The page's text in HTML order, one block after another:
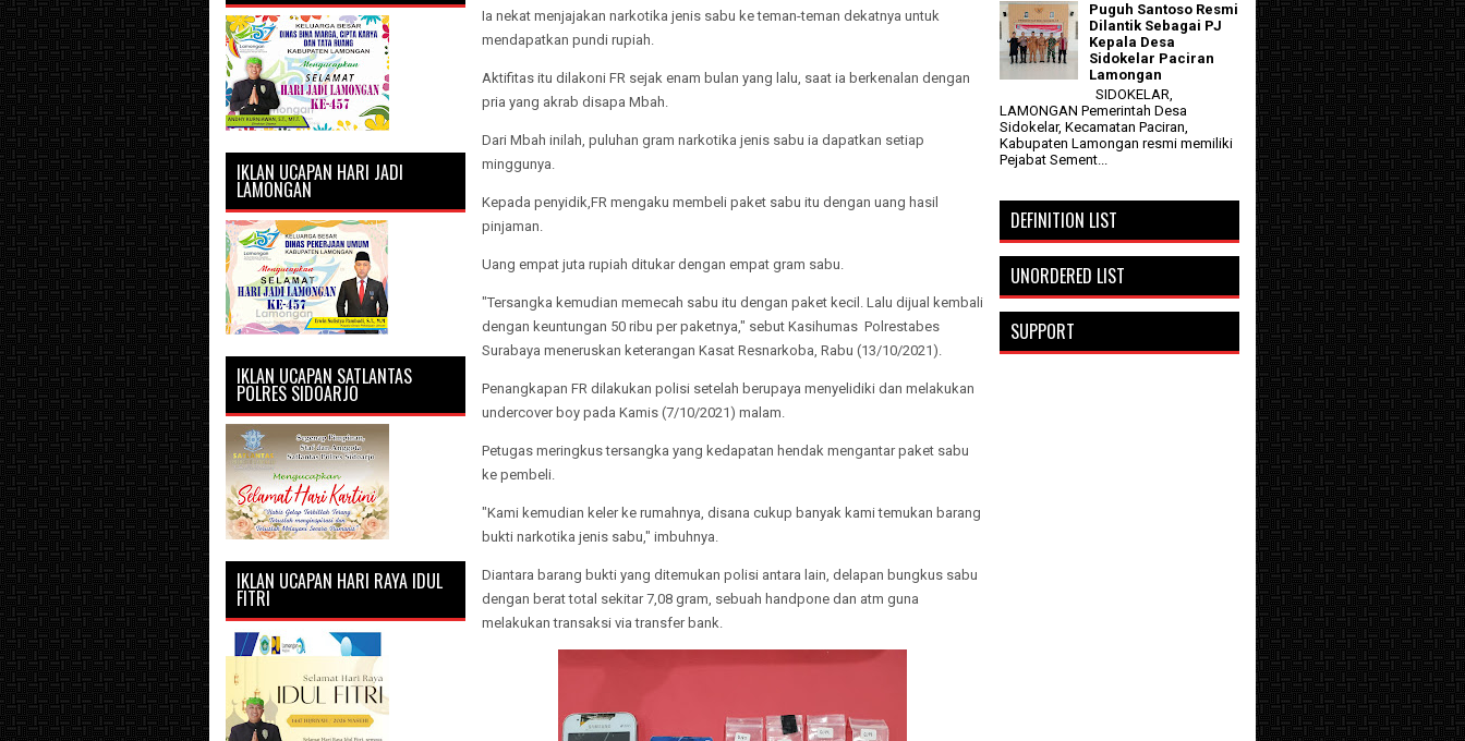
Ia nekat menjajakan narkotika jenis sabu ke teman-teman dekatnya untuk
mendapatkan pundi rupiah.
Aktifitas itu dilakoni FR sejak enam bulan yang lalu, saat ia berkenalan dengan
pria yang akrab disapa Mbah.
Dari Mbah inilah, puluhan gram narkotika jenis sabu ia dapatkan setiap
minggunya.
Kepada penyidik,FR mengaku membeli paket sabu itu dengan uang hasil
pinjaman.
Uang empat juta rupiah ditukar dengan empat gram sabu.
"Tersangka kemudian memecah sabu itu dengan paket kecil. Lalu dijual kembali
dengan keuntungan 50 ribu per paketnya," sebut Kasihumas Polrestabes
Surabaya meneruskan keterangan Kasat Resnarkoba, Rabu (13/10/2021).
Penangkapan FR dilakukan polisi setelah berupaya menyelidiki dan melakukan
undercover boy pada Kamis (7/10/2021) malam.
Petugas meringkus tersangka yang kedapatan hendak mengantar paket sabu
ke pembeli.
"Kami kemudian keler ke rumahnya, disana cukup banyak kami temukan barang
bukti narkotika jenis sabu," imbuhnya.
Diantara barang bukti yang ditemukan polisi antara lain, delapan bungkus sabu
dengan berat total sekitar 7,08 gram, sebuah handpone dan atm guna
melakukan transaksi via transfer bank.
IKLAN UCAPAN HARI JADI
LAMONGAN
IKLAN UCAPAN SATLANTAS
POLRES SIDOARJO
IKLAN UCAPAN HARI RAYA IDUL
FITRI
Puguh Santoso Resmi
Dilantik Sebagai PJ
Kepala Desa
Sidokelar Paciran
Lamongan
SIDOKELAR,
LAMONGAN Pemerintah Desa
Sidokelar, Kecamatan Paciran,
Kabupaten Lamongan resmi memiliki
Pejabat Sement...
DEFINITION LIST
UNORDERED LIST
SUPPORT